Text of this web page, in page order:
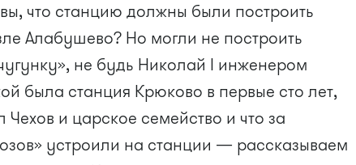
что станцию должны были построить
Алабушево? Но могли не построить
не будь Николай I инженером
была станция Крюково в первые сто лет,
и царское семейство и что за
устроили на станции — рассказываем